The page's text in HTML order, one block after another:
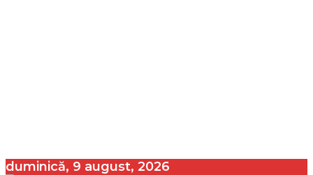
duminică, 9 august, 2026